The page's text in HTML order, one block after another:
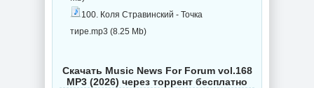
100. Коля Стравинский - Точка
тире.mp3 (8.25 Mb)
Скачать Music News For Forum vol.168
MP3 (2026) через торрент бесплатно